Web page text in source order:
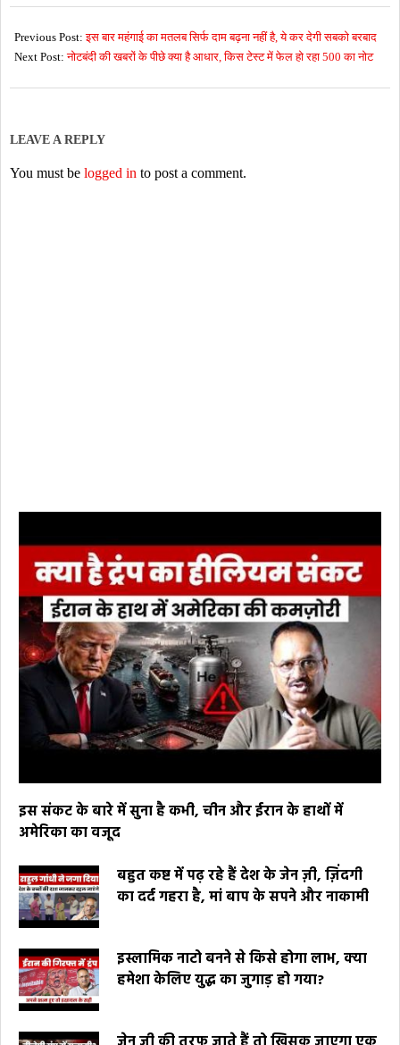
05-
30
Previous Post:इस बार महंगाई का मतलब सिर्फ दाम बढ़ना नहीं है, ये कर देगी सबको बरबाद
Next Post:नोटबंदी की खबरों के पीछे क्या है आधार, किस टेस्ट में फेल हो रहा 500 का नोट
LEAVE A REPLY
You must be logged in to post a comment.
इस संकट के बारे में सुना है कभी, चीन और ईरान के हाथों में
अमेरिका का वजूद
बहुत कष्ट में पढ़ रहे हैं देश के जेन ज़ी, ज़िंदगी
का दर्द गहरा है, मां बाप के सपने और नाकामी
इस्लामिक नाटो बनने से किसे होगा लाभ, क्या
हमेशा केलिए युद्ध का जुगाड़ हो गया?